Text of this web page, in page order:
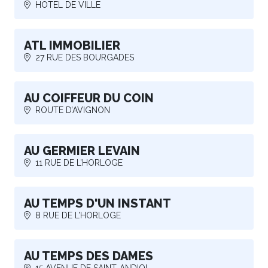
HOTEL DE VILLE
ATL IMMOBILIER
27 RUE DES BOURGADES
AU COIFFEUR DU COIN
ROUTE D’AVIGNON
AU GERMIER LEVAIN
11 RUE DE L’HORLOGE
AU TEMPS D'UN INSTANT
8 RUE DE L’HORLOGE
AU TEMPS DES DAMES